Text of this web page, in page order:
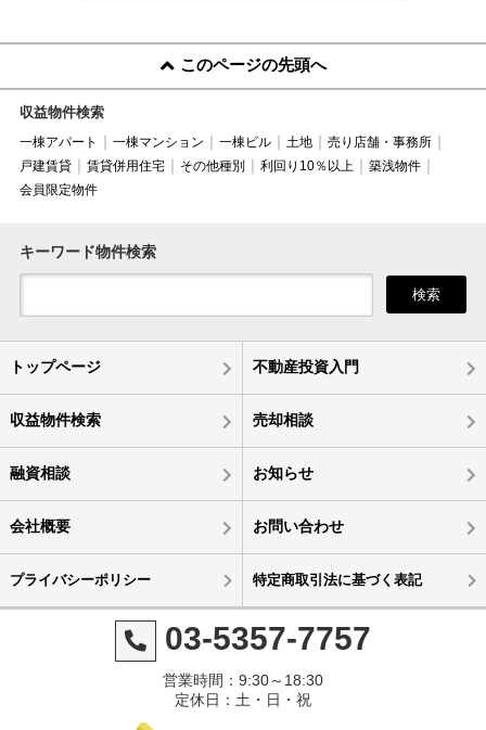
このページの先頭へ
収益物件検索
一棟アパート 一棟マンション 一棟ビル 土地
売り店舗・事務所
戸建賃貸
賃貸併用住宅 その他種別 利回り10％以上
築浅物件
会員限定物件
キーワード物件検索
検索
トップページ 不動産投資入門
収益物件検索 売却相談
融資相談 お知らせ
会社概要 お問い合わせ
プライバシーポリシー 特定商取引法に基づく表記
03-5357-7757
営業時間：9:30～18:30
定休日：土・日・祝